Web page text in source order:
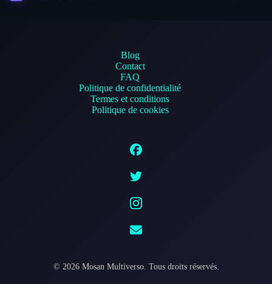
Blog
Contact
FAQ
Politique de confidentialité
Termes et conditions
Politique de cookies
© 2026Mosan Multiverso. Tous droits réservés.